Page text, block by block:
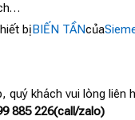
bị BIẾN TẦNcủa
quý khách vui lòng liên
885 226(call/zalo)